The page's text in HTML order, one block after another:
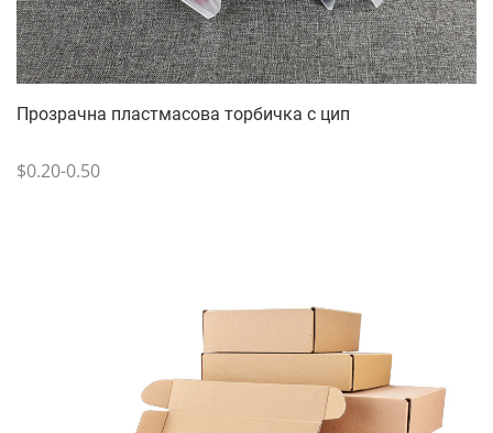
Прозрачна пластмасова торбичка с цип
$0.20-0.50